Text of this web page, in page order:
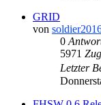
GRID
von
0
5971
Letzter